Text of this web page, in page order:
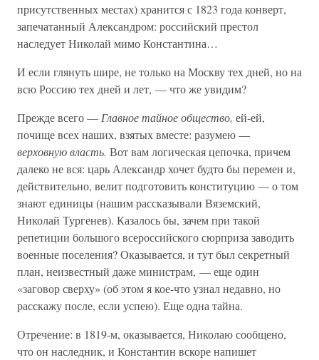
присутственных местах) хранится с 1823 года конверт,
запечатанный Александром: российский престол
наследует Николай мимо Константина…
И если глянуть шире, не только на Москву тех дней, но на
всю Россию тех дней и лет, — что же увидим?
Прежде всего — Главное тайное общество, ей-ей,
почище всех наших, взятых вместе: разумею —
верховную власть. Вот вам логическая цепочка, причем
далеко не вся: царь Александр хочет будто бы перемен и,
действительно, велит подготовить конституцию — о том
знают единицы (нашим рассказывали Вяземский,
Николай Тургенев). Казалось бы, зачем при такой
репетиции большого всероссийского сюрприза заводить
военные поселения? Оказывается, и тут был секретный
план, неизвестный даже министрам, — еще один
«заговор сверху» (об этом я кое-что узнал недавно, но
расскажу после, если успею). Еще одна тайна.
Отречение: в 1819-м, оказывается, Николаю сообщено,
что он наследник, и Константин вскоре напишет